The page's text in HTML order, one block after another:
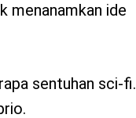
menanamkan ide
sentuhan sci-fi.